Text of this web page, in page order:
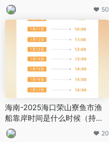
50
海南-2025海口荣山寮鱼市渔
船靠岸时间是什么时候（持续
更新）
20